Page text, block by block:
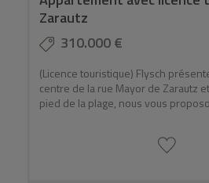
Zarautz
310.000 €
(Licence touristique) Flysch
centre de la rue Mayor de Zarautz
pied de la plage, nous vous